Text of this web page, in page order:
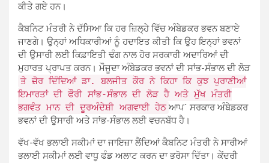
ਕੀਤੇ ਗਏ ਹਨ।
ਕੈਬਨਿਟ ਮੰਤਰੀ ਨੇ ਦੱਸਿਆ ਕਿ ਹਰ ਜ਼ਿਲ੍ਹੇ ਵਿੱਚ ਅੰਬੇਡਕਰ ਭਵਨ ਬਣਾਏ
ਜਾਣਗੇ। ਉਨ੍ਹਾਂ ਅਧਿਕਾਰੀਆਂ ਨੂੰ ਹਦਾਇਤ ਕੀਤੀ ਕਿ ਉਹ ਇਨ੍ਹਾਂ ਭਵਨਾਂ
ਦੀ ਉਸਾਰੀ ਲਈ ਕਿਫ਼ਾਇਤੀ ਢੰਗ ਨਾਲ ਹੋਰ ਸਰਕਾਰੀ ਅਦਾਰਿਆਂ ਦੀ
ਮੁਹਾਰਤ ਪ੍ਰਾਪਤ ਕਰਨ। ਮੌਜੂਦਾ ਅੰਬੇਡਕਰ ਭਵਨਾਂ ਦੀ ਸਾਂਭ-ਸੰਭਾਲ ਦੀ ਲੋੜ
ਤੇ ਜ਼ੋਰ ਦਿੰਦਿਆਂ ਡਾ. ਬਲਜੀਤ ਕੌਰ ਨੇ ਕਿਹਾ ਕਿ ਕੁਝ ਪੁਰਾਣੀਆਂ
ਇਮਾਰਤਾਂ ਦੀ ਫੌਰੀ ਸਾਂਭ-ਸੰਭਾਲ ਦੀ ਲੋੜ ਹੈ ਅਤੇ ਮੁੱਖ ਮੰਤਰੀ
ਭਗਵੰਤ ਮਾਨ ਦੀ ਦੂਰਅੰਦੇਸ਼ੀ ਅਗਵਾਈ ਹੇਠ ਆਪ` ਸਰਕਾਰ ਅੰਬੇਡਕਰ
ਭਵਨਾਂ ਦੀ ਉਸਾਰੀ ਅਤੇ ਸਾਂਭ-ਸੰਭਾਲ ਲਈ ਵਚਨਬੱਧ ਹੈ।
ਵੱਖ-ਵੱਖ ਭਲਾਈ ਸਕੀਮਾਂ ਦਾ ਜਾਇਜ਼ਾ ਲੈਂਦਿਆਂ ਕੈਬਨਿਟ ਮੰਤਰੀ ਨੇ ਸਾਰੀਆਂ
ਭਲਾਈ ਸਕੀਮਾਂ ਲਈ ਵਾਧੂ ਫੰਡ ਅਲਾਟ ਕਰਨ ਦਾ ਭਰੋਸਾ ਦਿੱਤਾ। ਕੇਂਦਰੀ